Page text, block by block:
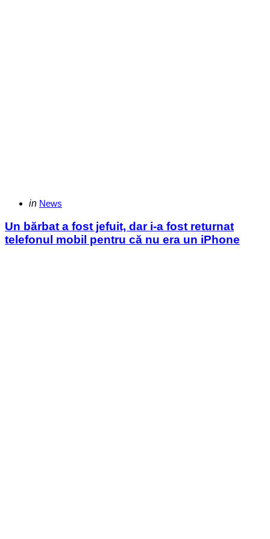
Categories
Posted
in News
Un bărbat a fost jefuit, dar i-a fost returnat
telefonul mobil pentru că nu era un iPhone